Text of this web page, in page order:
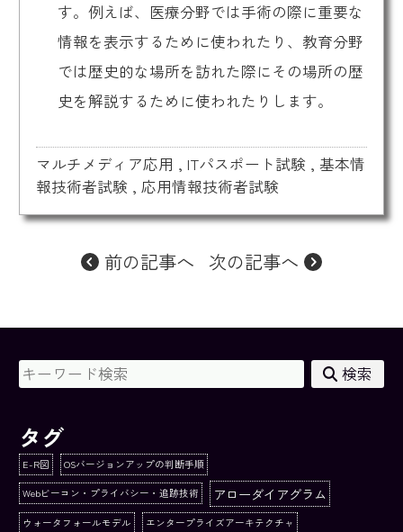
す。例えば、医療分野では手術の際に重要な
情報を表示するために使われたり、教育分野
では歴史的な場所を訪れた際にその場所の歴
史を解説するために使われたりします。
マルチメディア応用 , ITパスポート試験 , 基本情
報技術者試験 , 応用情報技術者試験
前の記事へ 次の記事へ
検索
タグ
E-R図 OSバージョンアップの判断手順
Webビーコン・プライバシー・追跡技術 アローダイアグラム
ウォータフォールモデル エンタープライズアーキテクチャ